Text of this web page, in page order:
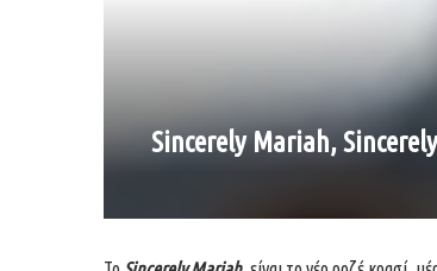
Sincerely Mariah,